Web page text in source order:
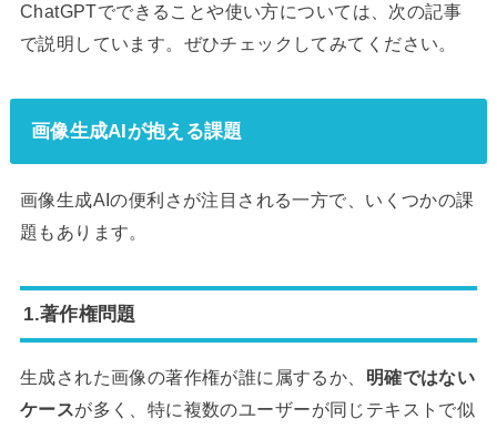
ChatGPTでできることや使い方については、次の記事
で説明しています。ぜひチェックしてみてください。
画像生成AIが抱える課題
画像生成AIの便利さが注目される一方で、いくつかの課
題もあります。
1.著作権問題
生成された画像の著作権が誰に属するか、 明確ではない
ケースが多く、特に複数のユーザーが同じテキストで似